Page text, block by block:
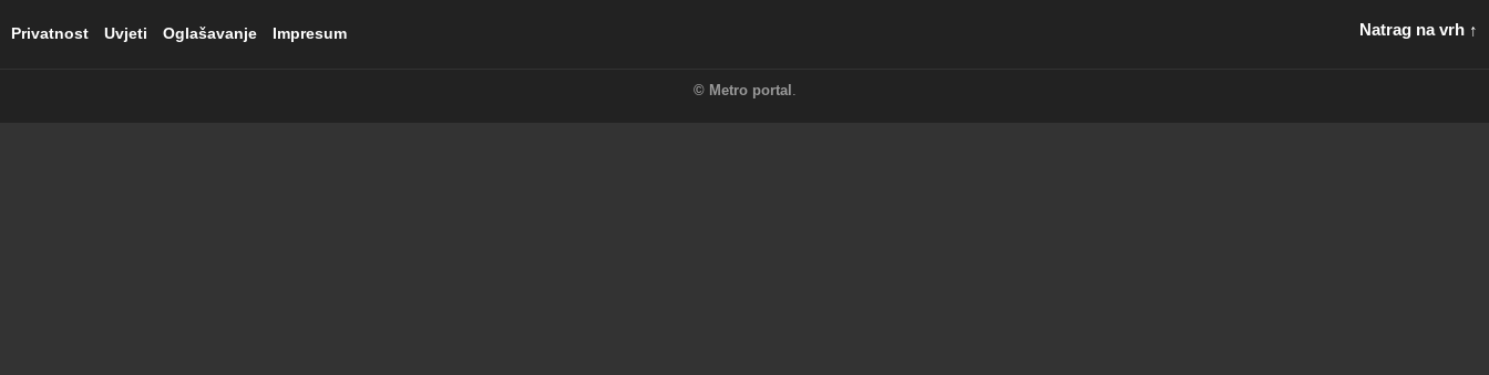
Natrag na vrh ↑
Privatnost Uvjeti Oglašavanje Impresum
© Metro portal .